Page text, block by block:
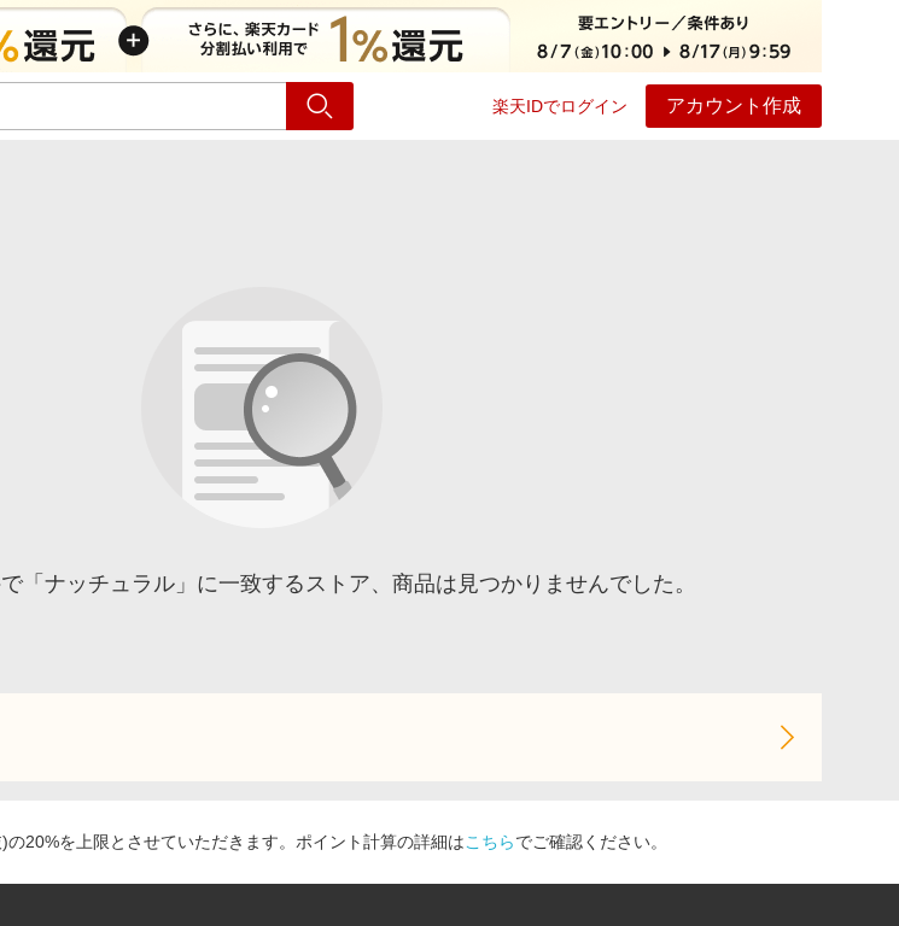
楽天IDでログイン アカウント作成
「ナッチュラル」に一致するストア、商品は見つかりませんでした。
20%を上限とさせていただきます。ポイント計算の詳細はこちらでご確認ください。